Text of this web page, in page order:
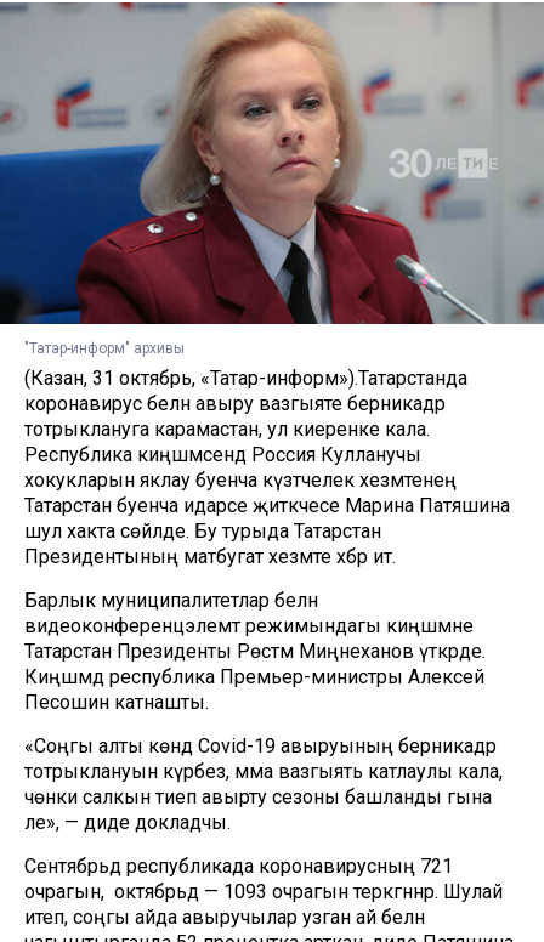
"Татар-информ" архивы
(Казан, 31 октябрь, «Татар-информ»).Татарстанда
коронавирус белән авыру вазгыяте берникадәр
тотрыклануга карамастан, ул киеренке кала.
Республика киңәшмәсендә Россия Кулланучы
хокукларын яклау буенча күзәтчелек хезмәтенең
Татарстан буенча идарәсе җитәкчесе Марина Патяшина
шул хакта сөйләде. Бу турыда Татарстан
Президентының матбугат хезмәте хәбәр итә.
Барлык муниципалитетлар белән
видеоконференцэлемтә режимындагы киңәшмәне
Татарстан Президенты Рөстәм Миңнеханов үткәрде.
Киңәшмәдә республика Премьер-министры Алексей
Песошин катнашты.
«Соңгы алты көндә Covid-19 авыруының берникадәр
тотрыклануын күрәбез, әмма вазгыять катлаулы кала,
чөнки салкын тиеп авырту сезоны башланды гына
әле», — диде докладчы.
Сентябрьдә республикада коронавирусның 721
очрагын, ә октябрьдә — 1093 очрагын теркәгәннәр. Шулай
итеп, соңгы айда авыручылар узган ай белән